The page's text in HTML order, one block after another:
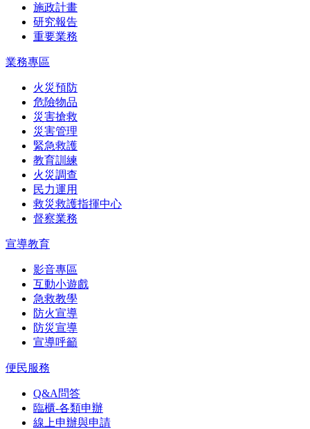
施政計畫
研究報告
重要業務
業務專區
火災預防
危險物品
災害搶救
災害管理
緊急救護
教育訓練
火災調查
民力運用
救災救護指揮中心
督察業務
宣導教育
影音專區
互動小遊戲
急救教學
防火宣導
防災宣導
宣導呼籲
便民服務
Q&A問答
臨櫃-各類申辦
線上申辦與申請